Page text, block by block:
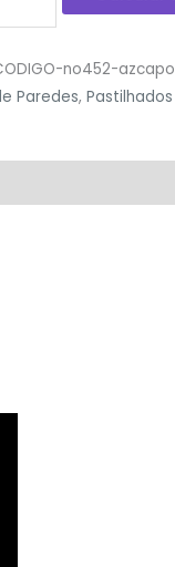
no452-azcapo
Paredes, Pastilhados